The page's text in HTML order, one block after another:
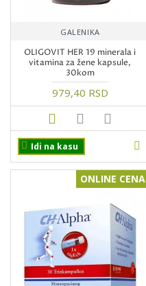
GALENIKA
OLIGOVIT HER 19 minerala i
vitamina za žene kapsule,
30kom
979,40 RSD
Idi na kasu
ONLINE CENA